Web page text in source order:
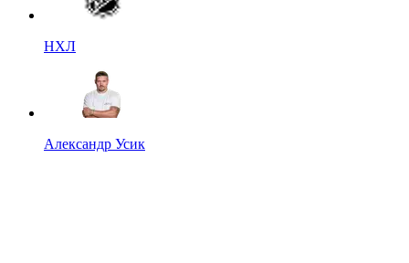
НХЛ
Александр Усик